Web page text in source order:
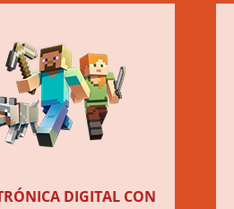
DIGITAL CON